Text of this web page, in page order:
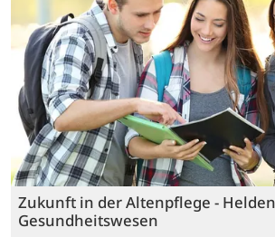
Zukunft in der Altenpflege -
Gesundheitswesen